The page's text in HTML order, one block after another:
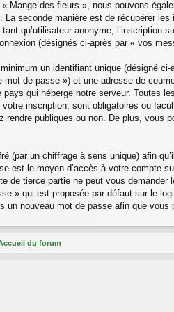
Mange des fleurs », nous pouvons
La seconde manière est de récupérer
qu’utilisateur anonyme,
(désignés ci-après par « vos
un identifiant unique (désigné
mot de passe ») et une adresse de
qui héberge notre serveur. Toutes
inscription, sont obligatoires ou
rendre publiques ou non. De plus, vous
(par un chiffrage à sens unique) afin
est le moyen d’accès à votre compte
de tierce partie ne peut vous
» qui est proposée par défaut sur le
un nouveau mot de passe afin que vous
du forum